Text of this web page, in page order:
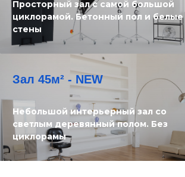
Просторный зал с самой большой
циклорамой. Бетонный пол и белые
стены
Зал 45м² - NEW
Небольшой интерьерный зал со
светлым деревянный полом. Без
циклорамы